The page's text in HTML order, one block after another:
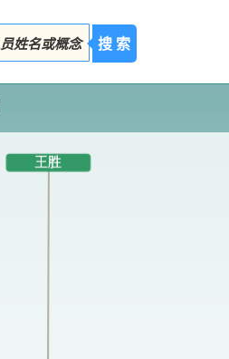
搜 索